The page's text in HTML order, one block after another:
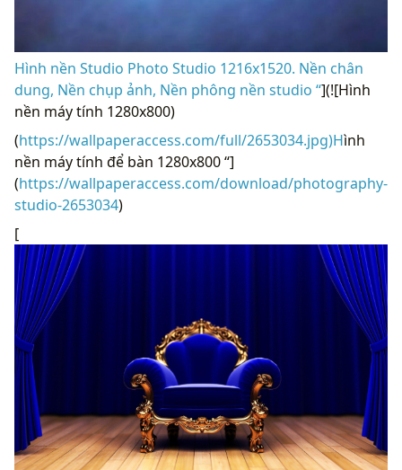
Hình nền Studio Photo Studio 1216x1520. Nền chân
dung, Nền chụp ảnh, Nền phông nền studio “](![Hình
nền máy tính 1280x800)
(https://wallpaperaccess.com/full/2653034.jpg)Hình
nền máy tính để bàn 1280x800 “]
(https://wallpaperaccess.com/download/photography-
studio-2653034)
[